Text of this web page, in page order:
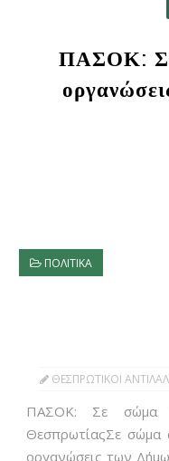
ΠΑΣΟΚ: Σε
ΠΟΛΙΤΙΚΑ
ΘΕΣΠΡΩΤΙΚΟΙ
ΠΑΣΟΚ: Σε σώμα
ΘεσπρωτίαςΣε σώμα
οργανώσεις των